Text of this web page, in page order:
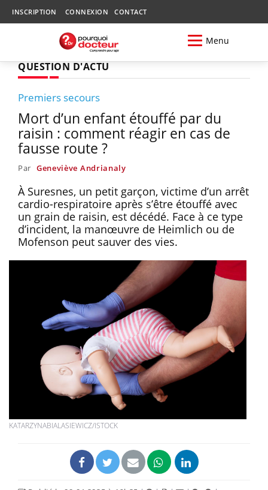
INSCRIPTION CONNEXION CONTACT
Menu
QUESTION D'ACTU
Premiers secours
Mort d’un enfant étouffé par du
raisin : comment réagir en cas de
fausse route ?
Par Geneviève Andrianaly
À Suresnes, un petit garçon, victime d’un arrêt
cardio-respiratoire après s’être étouffé avec
un grain de raisin, est décédé. Face à ce type
d’incident, la manœuvre de Heimlich ou de
Mofenson peut sauver des vies.
KATARZYNABIALASIEWICZ/ISTOCK